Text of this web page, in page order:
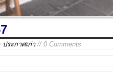
ประกาศเก่า// 0 Comments